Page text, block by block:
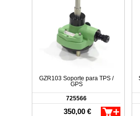
GZR103 Soporte para TPS /
GPS
725566
350,00 €